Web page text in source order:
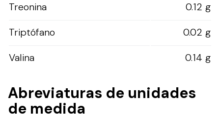
Treonina
0.12 g
Triptófano
0.02 g
Valina
0.14 g
Abreviaturas de unidades
de medida